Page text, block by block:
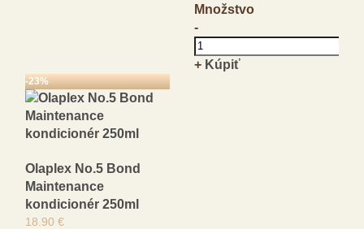
Množstvo
-
+ Kúpiť
-23%
Olaplex No.5 Bond
Maintenance
kondicionér 250ml
18.90 €